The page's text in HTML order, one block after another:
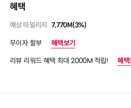
혜택
예상 마일리지 7,770M(3%)
무이자 할부
혜택보기
리뷰 리워드 혜택 최대 2000M 적립!
혜